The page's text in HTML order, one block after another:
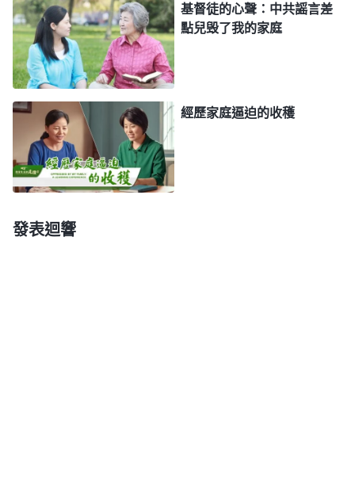
不管發生了什麽事，都要請牧師禱告、主持，搞宗教
儀式，如果以後牧師真的不管了，那這些事就辦不成
了，我也會被所有人唾弃和攻擊。以後，不知道他們
還會用什麽手段來攔阻攪擾我們信神，這日子什麽時
候才到頭呢？」一想到這些，我心裏就特别難受，不
知道該怎麽經歷了，就趕緊向神禱告：「神哪，我看
到自己的身量真的很小，我總是擔心會被所有人毁
謗、弃絶。我害怕面對這些，心裏有些軟弱，神哪，
求你帶領我經歷這些環境。」後來，我就想辦法上網
找到澆灌我的姊妹，把我的難處跟她説了。姊妹給我
基督徒的心聲：中共謡言差
點兒毁了我的家庭
經歷家庭逼迫的收穫
發表迴響